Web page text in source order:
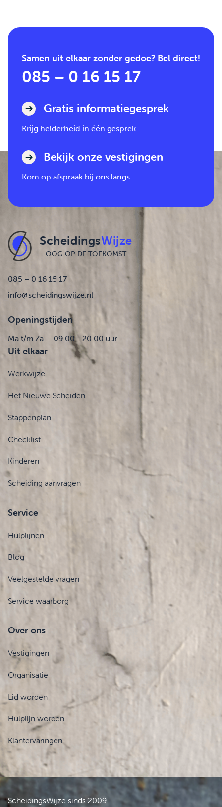
Samen uit elkaar zonder gedoe? Bel direct!
085 – 0 16 15 17
Gratis informatiegesprek
Krijg helderheid in één gesprek
Bekijk onze vestigingen
Kom op afspraak bij ons langs
ScheidingsWijze
OOG OP DE TOEKOMST
085 – 0 16 15 17
info@scheidingswijze.nl
Openingstijden
Ma t/m Za 09.00 - 20.00 uur
Uit elkaar
Werkwijze
Het Nieuwe Scheiden
Stappenplan
Checklist
Kinderen
Scheiding aanvragen
Service
Hulplijnen
Blog
Veelgestelde vragen
Service waarborg
Over ons
Vestigingen
Organisatie
Lid worden
Hulplijn worden
Klantervaringen
ScheidingsWijze sinds 2009